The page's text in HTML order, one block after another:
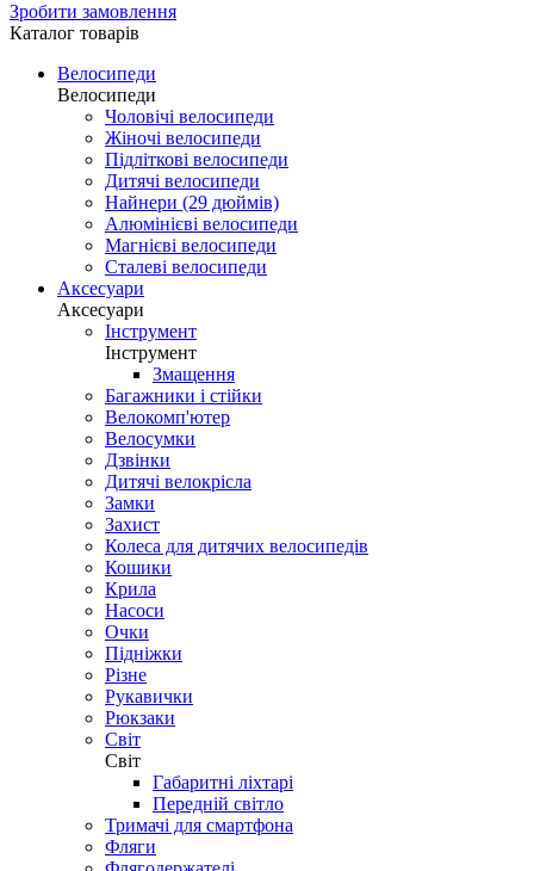
Зробити замовлення
Каталог товарiв
Велосипеди
Велосипеди
Чоловічі велосипеди
Жіночі велосипеди
Підліткові велосипеди
Дитячі велосипеди
Найнери (29 дюймів)
Алюмінієві велосипеди
Магнієві велосипеди
Сталеві велосипеди
Аксесуари
Аксесуари
Інструмент
Інструмент
Змащення
Багажники і стійки
Велокомп'ютер
Велосумки
Дзвінки
Дитячі велокрісла
Замки
Захист
Колеса для дитячих велосипедів
Кошики
Крила
Насоси
Очки
Підніжки
Різне
Рукавички
Рюкзаки
Світ
Світ
Габаритні ліхтарі
Передній світло
Тримачі для смартфона
Фляги